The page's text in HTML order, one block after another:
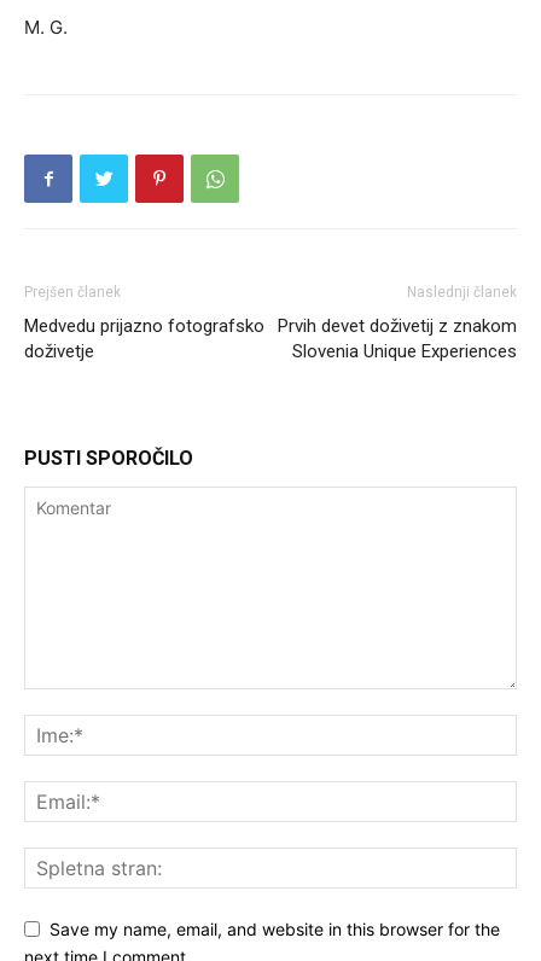
M. G.
Prejšen članek
Medvedu prijazno fotografsko
doživetje
Naslednji članek
Prvih devet doživetij z znakom
Slovenia Unique Experiences
PUSTI SPOROČILO
Save my name, email, and website in this browser for the
next time I comment.